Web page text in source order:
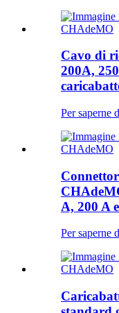
Cavo di
200A,
Per saperne
A, 200 A
Per saperne